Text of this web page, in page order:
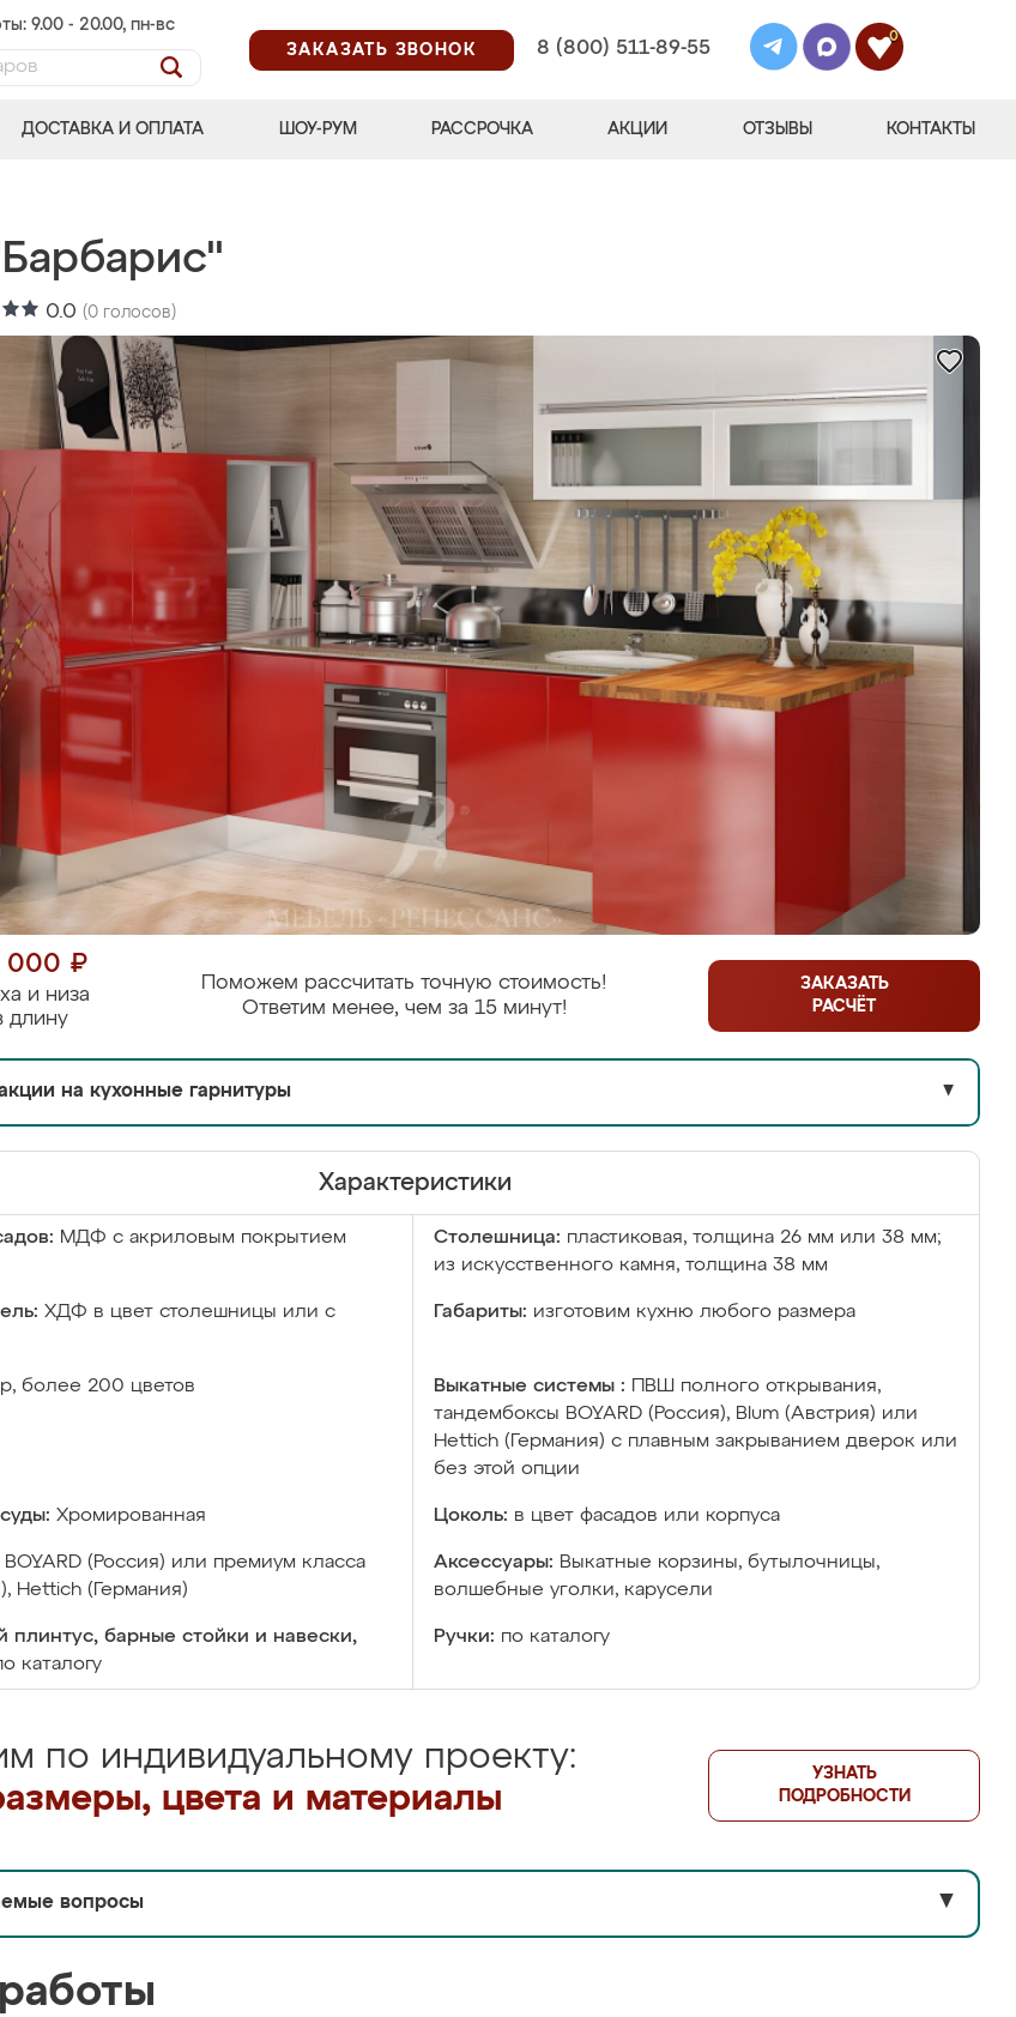
9.00 - 20.00, пн-вс
ЗАКАЗАТЬ ЗВОНОК
8 (800) 511-89-55
0
ДОСТАВКА И ОПЛАТА ШОУ-РУМ РАССРОЧКА АКЦИИ ОТЗЫВЫ КОНТАКТЫ
0.0 (0 голосов)
000 ₽
и низа
длину
Поможем рассчитать точную стоимость!
Ответим менее, чем за 15 минут!
ЗАКАЗАТЬ
РАСЧЁТ
на кухонные гарнитуры ▼
Характеристики
МДФ с акриловым покрытием Столешница: пластиковая, толщина 26 мм или 38 мм;
из искусственного камня, толщина 38 мм
ХДФ в цвет столешницы или с
Габариты: изготовим кухню любого размера
более 200 цветов Выкатные системы :
ПВШ полного открывания,
тандембоксы BOYARD (Россия), Blum (Австрия) или
Hettich (Германия) с плавным закрыванием дверок или
без этой опции
Хромированная Цоколь: в цвет фасадов или корпуса
BOYARD (Россия) или премиум класса
Hettich (Германия)
Аксессуары: Выкатные корзины, бутылочницы,
волшебные уголки, карусели
плинтус, барные стойки и навески,
каталогу
Ручки: по каталогу
по индивидуальному проекту:
цвета и материалы
УЗНАТЬ
ПОДРОБНОСТИ
вопросы ▼